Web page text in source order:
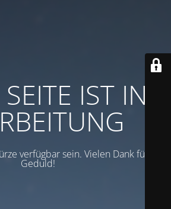
IST IN
verfügbar sein. Vielen Dank für Ihre
Geduld!